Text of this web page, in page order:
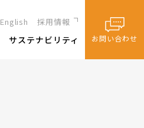
English 採用情報
新卒採用
キャリア採用
サステナビリティ お問い合わせ